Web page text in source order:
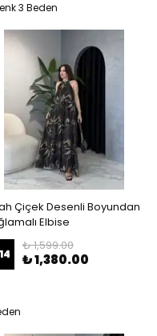
3 Beden
Çiçek Desenli Boyundan
Elbise
14
₺ 1,599.00
₺ 1,380.00